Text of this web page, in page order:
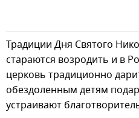
Традиции Дня Святого
стараются возродить и в
церковь традиционно
обездоленным детям
устраивают